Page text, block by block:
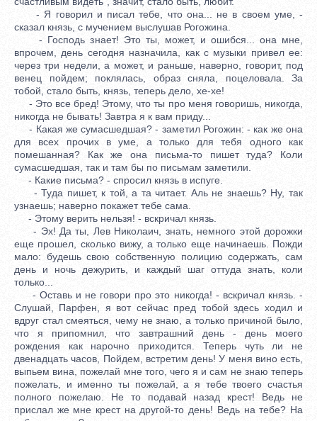
- Я говорил и писал тебе, что она... не в своем уме, -
сказал князь, с мучением выслушав Рогожина.
- Господь знает! Это ты, может, и ошибся... она мне,
впрочем, день сегодня назначила, как с музыки привел ее:
через три недели, а может, и раньше, наверно, говорит, под
венец пойдем; поклялась, образ сняла, поцеловала. За
тобой, стало быть, князь, теперь дело, хе-хе!
- Это все бред! Этому, что ты про меня говоришь, никогда,
никогда не бывать! Завтра я к вам приду...
- Какая же сумасшедшая? - заметил Рогожин: - как же она
для всех прочих в уме, а только для тебя одного как
помешанная? Как же она письма-то пишет туда? Коли
сумасшедшая, так и там бы по письмам заметили.
- Какие письма? - спросил князь в испуге.
- Туда пишет, к той, а та читает. Аль не знаешь? Ну, так
узнаешь; наверно покажет тебе сама.
- Этому верить нельзя! - вскричал князь.
- Эх! Да ты, Лев Николаич, знать, немного этой дорожки
еще прошел, сколько вижу, а только еще начинаешь. Пожди
мало: будешь свою собственную полицию содержать, сам
день и ночь дежурить, и каждый шаг оттуда знать, коли
только...
- Оставь и не говори про это никогда! - вскричал князь. -
Слушай, Парфен, я вот сейчас пред тобой здесь ходил и
вдруг стал смеяться, чему не знаю, а только причиной было,
что я припомнил, что завтрашний день - день моего
рождения как нарочно приходится. Теперь чуть ли не
двенадцать часов, Пойдем, встретим день! У меня вино есть,
выпьем вина, пожелай мне того, чего я и сам не знаю теперь
пожелать, и именно ты пожелай, а я тебе твоего счастья
полного пожелаю. Не то подавай назад крест! Ведь не
прислал же мне крест на другой-то день! Ведь на тебе? На